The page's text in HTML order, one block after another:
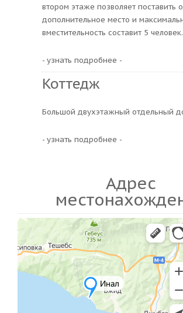
втором этаже позволяет поставить
дополнительное место и
вместительность составит 5 человек.
- узнать подробнее -
Коттедж
Большой двухэтажный отдельный
- узнать подробнее -
Адрес